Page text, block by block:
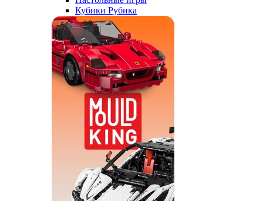
Кубики Рубика